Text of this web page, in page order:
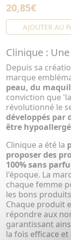
20,85€
AJOUTER AU
Clinique :
Depuis sa
marque
peau, du
conviction que
révolutionné le
développés par
être
Clinique a été la
proposer des
100% sans
l'époque. La
chaque femme
les bons
Chaque produit
répondre aux
garantissant
la fois efficace et